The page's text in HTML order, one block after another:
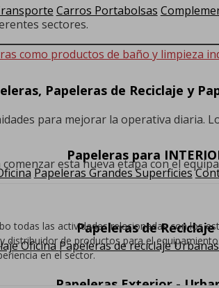
Carros Portabolsas
como productos de baño y limpieza
Papeleras de Reciclaje y
Papeleras para
Papeleras Grandes Superficies
Papeleras de Reciclaje
Oficina Papeleras de reciclaje
Papeleras Exterior -
sectores.
para mejorar la operativa diaria.
esta nueva etapa con el
todas las actividades relacionadas con los
de productos para el
en el sector.